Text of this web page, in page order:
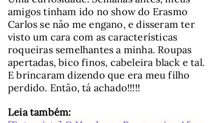
amigos tinham ido no show do Erasmo
Carlos se não me engano, e disseram ter
visto um cara com as características
roqueiras semelhantes a minha. Roupas
apertadas, bico finos, cabeleira black e tal.
E brincaram dizendo que era meu filho
perdido. Então, tá achado!!!!!
Leia também: